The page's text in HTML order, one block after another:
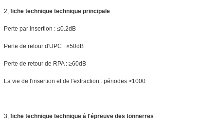
2, fiche technique technique principale
Perte par insertion : ≤0.2dB
Perte de retour d'UPC : ≥50dB
Perte de retour de RPA : ≥60dB
La vie de l'insertion et de l'extraction : périodes >1000
3, fiche technique technique à l'épreuve des tonnerres